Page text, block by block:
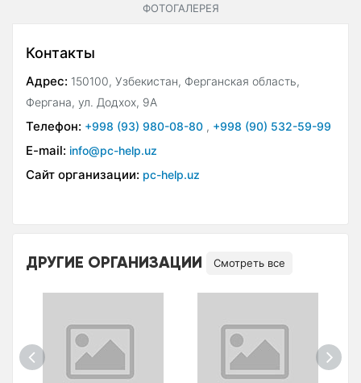
ФОТОГАЛЕРЕЯ
Контакты
Адрес: 150100, Узбекистан, Ферганская область,
Фергана, ул. Додхох, 9А
Телефон: +998 (93) 980-08-80 , +998 (90) 532-59-99
E-mail: info@pc-help.uz
Сайт организации: pc-help.uz
ДРУГИЕ ОРГАНИЗАЦИИ Смотреть все